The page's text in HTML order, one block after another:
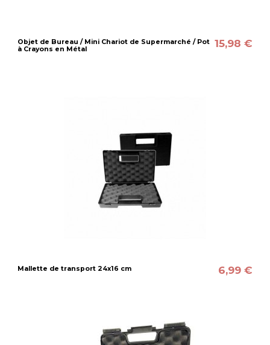
Objet de Bureau / Mini Chariot de Supermarché / Pot
à Crayons en Métal
15,98 €
Mallette de transport 24x16 cm 6,99 €